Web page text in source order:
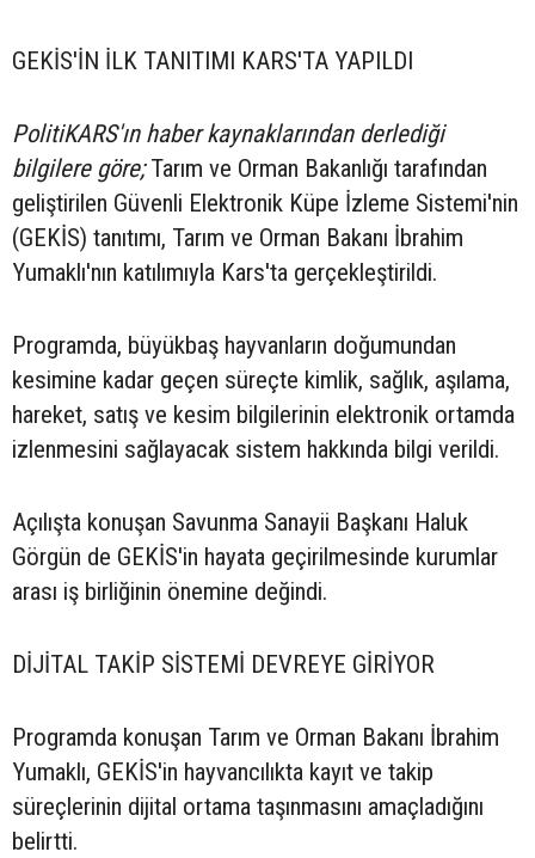
GEKİS'İN İLK TANITIMI KARS'TA YAPILDI
PolitiKARS'ın haber kaynaklarından derlediği
bilgilere göre;Tarım ve Orman Bakanlığı tarafından
geliştirilen Güvenli Elektronik Küpe İzleme Sistemi'nin
(GEKİS) tanıtımı, Tarım ve Orman Bakanı İbrahim
Yumaklı'nın katılımıyla Kars'ta gerçekleştirildi.
Programda, büyükbaş hayvanların doğumundan
kesimine kadar geçen süreçte kimlik, sağlık, aşılama,
hareket, satış ve kesim bilgilerinin elektronik ortamda
izlenmesini sağlayacak sistem hakkında bilgi verildi.
Açılışta konuşan Savunma Sanayii Başkanı Haluk
Görgün de GEKİS'in hayata geçirilmesinde kurumlar
arası iş birliğinin önemine değindi.
DİJİTAL TAKİP SİSTEMİ DEVREYE GİRİYOR
Programda konuşan Tarım ve Orman Bakanı İbrahim
Yumaklı, GEKİS'in hayvancılıkta kayıt ve takip
süreçlerinin dijital ortama taşınmasını amaçladığını
belirtti.